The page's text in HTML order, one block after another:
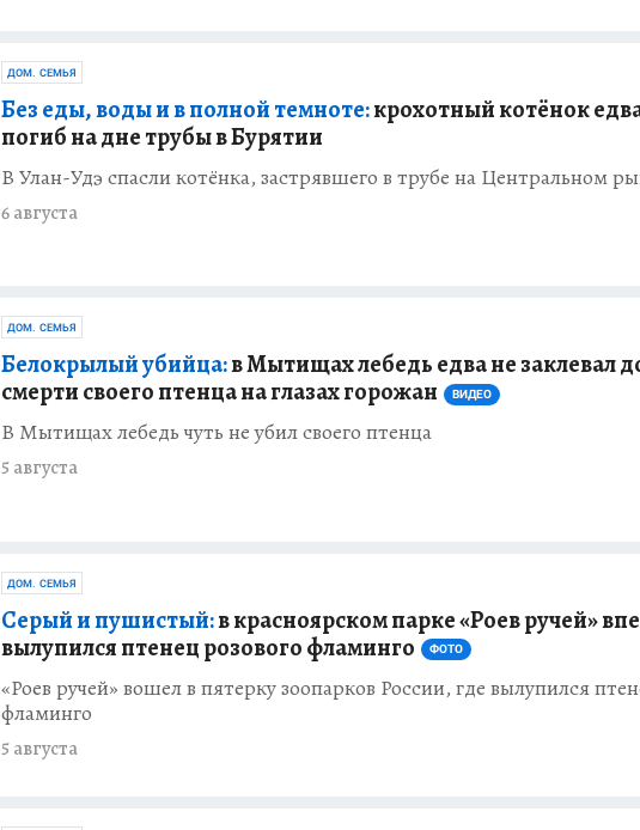
ДОМ. СЕМЬЯ
Без еды, воды и в полной темноте:крохотный котёнок
погиб на дне трубы в Бурятии
В Улан-Удэ спасли котёнка, застрявшего в трубе на Центральном
6 августа
ДОМ. СЕМЬЯ
Белокрылый убийца:в Мытищах лебедь едва не заклевал
смерти своего птенца на глазах горожан
ВИДЕО
В Мытищах лебедь чуть не убил своего птенца
5 августа
ДОМ. СЕМЬЯ
Серый и пушистый:в красноярском парке «Роев ручей»
вылупился птенец розового фламинго
ФОТО
«Роев ручей» вошел в пятерку зоопарков России, где вылупился
фламинго
5 августа